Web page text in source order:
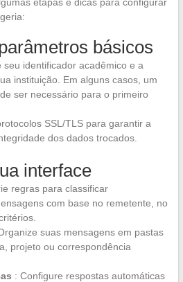
básicos
seu identificador acadêmico e a
instituição. Em alguns casos, um
ser necessário para o primeiro
SSL/TLS para garantir a
dos dados trocados.
interface
regras para classificar
com base no remetente, no
suas mensagens em pastas
projeto ou correspondência
: Configure respostas automáticas